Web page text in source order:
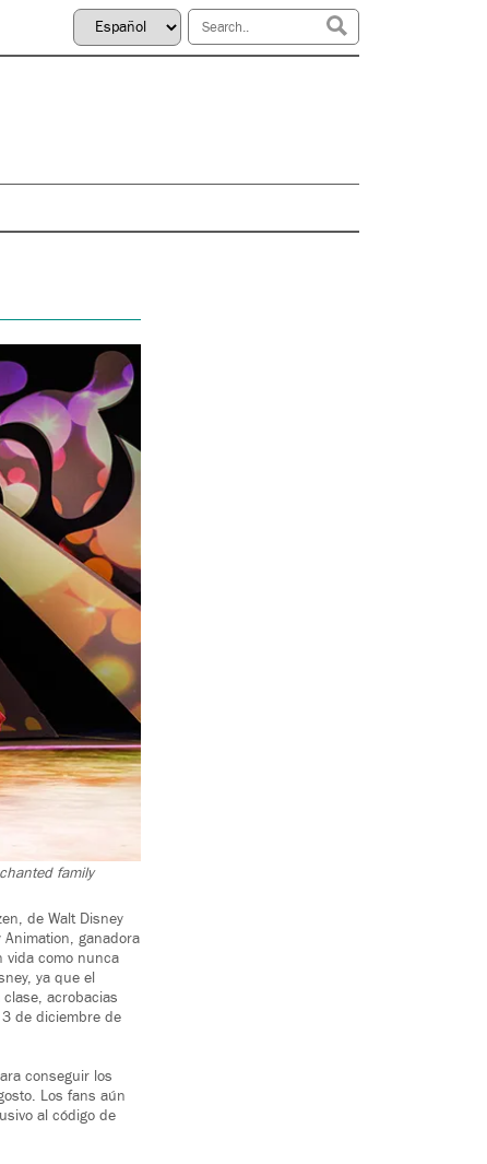
family
de Walt Disney
ganadora
vida como nunca
ya que el
acrobacias
de diciembre de
conseguir los
Los fans aún
al código de